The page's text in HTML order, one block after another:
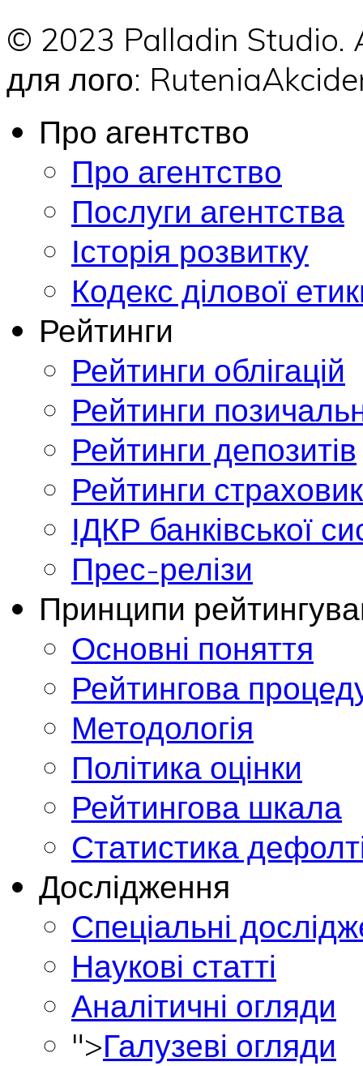
© 2023 Palladin
для лого:
Про агентство
Про агентство
Послуги агентства
Історія розвитку
Кодекс ділової
Рейтинги
Рейтинги облігацій
Рейтинги
Рейтинги депозитів
Рейтинги
ІДКР банківської
Прес-релізи
Принципи
Основні поняття
Рейтингова
Методологія
Політика оцінки
Рейтингова шкала
Статистика
Дослідження
Спеціальні
Наукові статті
Аналітичні огляди
">Галузеві огляди